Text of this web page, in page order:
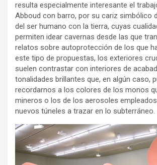
resulta especialmente interesante el
Abboud con barro, por su cariz simbólico
del ser humano con la tierra, cuyas
permiten idear cavernas desde las que
relatos sobre autoprotección de los que
este tipo de propuestas, los exteriores
suelen contrastar con interiores de
tonalidades brillantes que, en algún caso,
recordarnos a los colores de los monos
mineros o los de los aerosoles
nuevos túneles a trazar en lo subterráneo.